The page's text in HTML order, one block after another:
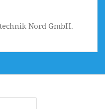
Nord GmbH.